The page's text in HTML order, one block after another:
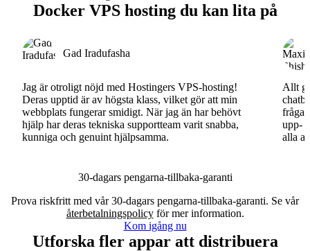
Docker VPS hosting du kan lita på
Gad Iradufasha
Jag är otroligt nöjd med Hostingers VPS-hosting!
Deras upptid är av högsta klass, vilket gör att min
webbplats fungerar smidigt. När jag än har behövt
hjälp har deras tekniska supportteam varit snabba,
kunniga och genuint hjälpsamma.
Allt
fråga.
upp-
alla
30-dagars pengarna-tillbaka-garanti
Prova riskfritt med vår 30-dagars pengarna-tillbaka-garanti. Se vår
återbetalningspolicyför mer information.
Kom igång nu
Utforska fler appar att distribuera